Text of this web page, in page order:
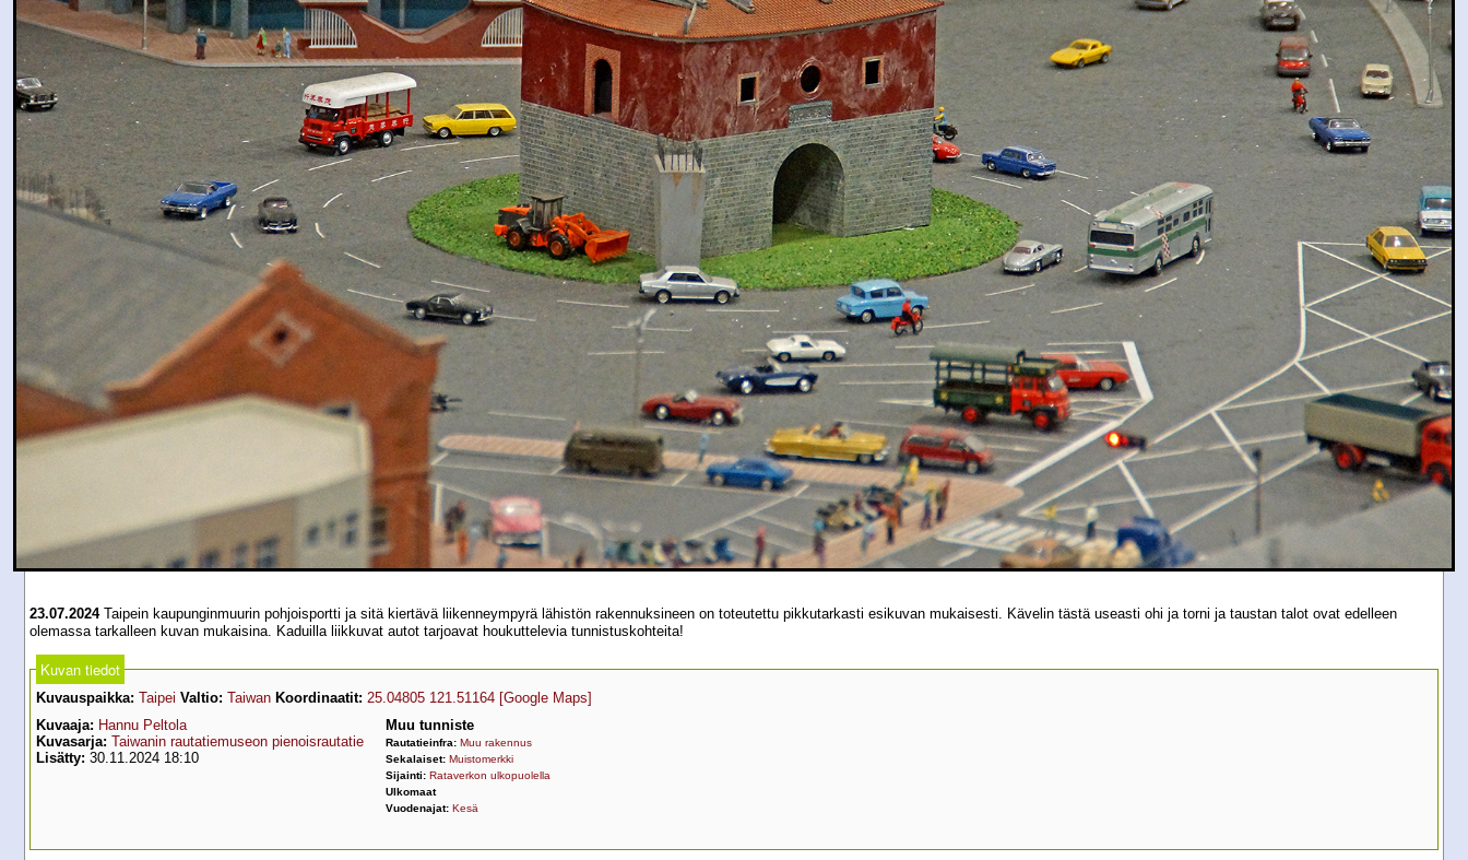
23.07.2024Taipein kaupunginmuurin pohjoisportti ja sitä kiertävä liikenneympyrä lähistön rakennuksineen on toteutettu pikkutarkasti esikuvan mukaisesti. Kävelin tästä useasti ohi ja torni ja taustan talot ovat edelleen
olemassa tarkalleen kuvan mukaisina. Kaduilla liikkuvat autot tarjoavat houkuttelevia tunnistuskohteita!
Kuvan tiedot
Kuvauspaikka: Taipei Valtio: Taiwan Koordinaatit: 25.04805 121.51164 [Google Maps]
Kuvaaja: Hannu Peltola
Kuvasarja: Taiwanin rautatiemuseon pienoisrautatie
Lisätty: 30.11.2024 18:10
Muu tunniste
Rautatieinfra: Muu rakennus
Sekalaiset: Muistomerkki
Sijainti: Rataverkon ulkopuolella
Ulkomaat
Vuodenajat: Kesä